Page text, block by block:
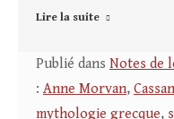
Lire la suite
Publié dans Notes de
: Anne Morvan,
mythologie grecque,